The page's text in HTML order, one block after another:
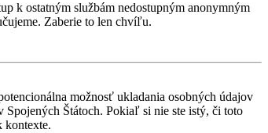
k ostatným službám nedostupným anonymným
Zaberie to len chvíľu.
možnosť ukladania osobných údajov
Štátoch. Pokiaľ si nie ste istý, či toto
kontexte.